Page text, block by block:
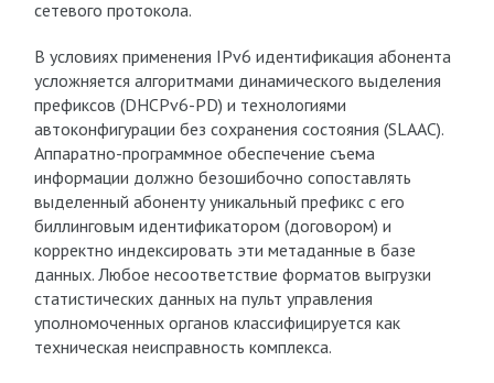
сетевого протокола.
В условиях применения IPv6 идентификация абонента
усложняется алгоритмами динамического выделения
префиксов (DHCPv6-PD) и технологиями
автоконфигурации без сохранения состояния (SLAAC).
Аппаратно-программное обеспечение съема
информации должно безошибочно сопоставлять
выделенный абоненту уникальный префикс с его
биллинговым идентификатором (договором) и
корректно индексировать эти метаданные в базе
данных. Любое несоответствие форматов выгрузки
статистических данных на пульт управления
уполномоченных органов классифицируется как
техническая неисправность комплекса.